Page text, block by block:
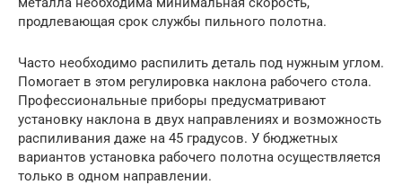
продлевающая срок службы пильного полотна.
Часто необходимо распилить деталь под нужным углом.
Помогает в этом регулировка наклона рабочего стола.
Профессиональные приборы предусматривают
установку наклона в двух направлениях и возможность
распиливания даже на 45 градусов. У бюджетных
вариантов установка рабочего полотна осуществляется
только в одном направлении.